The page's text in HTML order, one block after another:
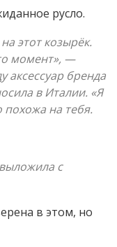
русло.
этот козырёк.
момент», —
аксессуар бренда
в Италии. «Я
похожа на тебя.
с
в этом, но